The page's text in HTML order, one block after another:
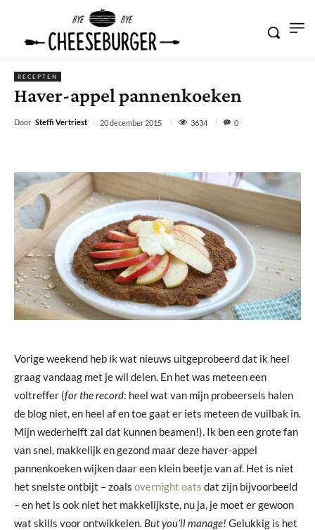
RECEPTEN
Haver-appel pannenkoeken
Door Steffi Vertriest 20 december 2015 3634 0
Vorige weekend heb ik wat nieuws uitgeprobeerd dat ik heel
graag vandaag met je wil delen. En het was meteen een
voltreffer (for the record: heel wat van mijn probeersels halen
de blog niet, en heel af en toe gaat er iets meteen de vuilbak in.
Mijn wederhelft zal dat kunnen beamen!). Ik ben een grote fan
van snel, makkelijk en gezond maar deze haver-appel
pannenkoeken wijken daar een klein beetje van af. Het is niet
het snelste ontbijt – zoals overnight oats dat zijn bijvoorbeeld
– en het is ook niet het makkelijkste, nu ja, je moet er gewoon
wat skills voor ontwikkelen. But you’ll manage! Gelukkig is het